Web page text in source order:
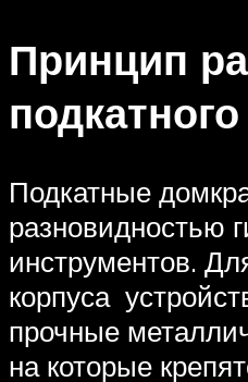
Принцип
Подкатные
разновидностью
инструментов.
корпуса
прочные
на которые